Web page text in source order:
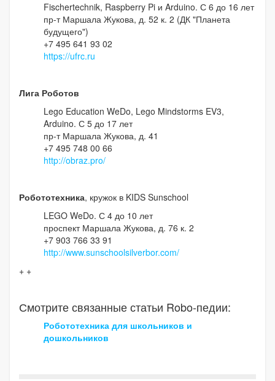
Fischertechnik, Raspberry Pi и Arduino. С 6 до 16 лет
пр-т Маршала Жукова, д. 52 к. 2 (ДК "Планета
будущего")
+7 495 641 93 02
https://ufrc.ru
Лига Роботов
Lego Education WeDo, Lego Mindstorms EV3,
Arduino. С 5 до 17 лет
пр-т Маршала Жукова, д. 41
+7 495 748 00 66
http://obraz.pro/
Робототехника, кружок в KIDS Sunschool
LEGO WeDo. С 4 до 10 лет
проспект Маршала Жукова, д. 76 к. 2
+7 903 766 33 91
http://www.sunschoolsilverbor.com/
+ +
Смотрите связанные статьи Robo-педии:
Робототехника для школьников и
дошкольников